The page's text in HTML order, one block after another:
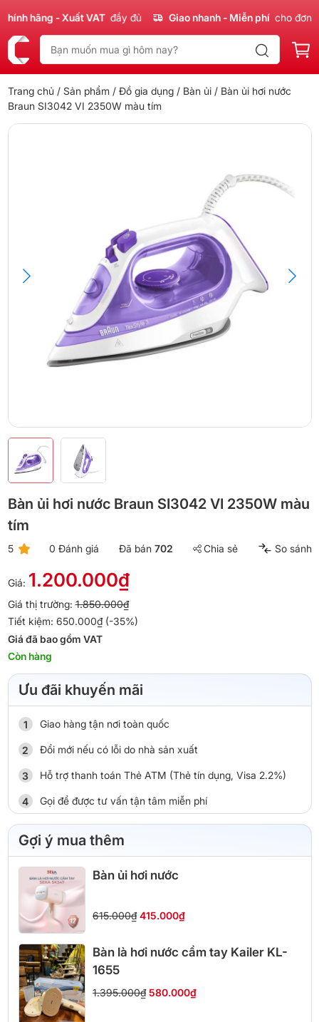
hãng - Xuất VAT đầy đủ Giao nhanh - Miễn phí cho đơn
Trang chủ / Sản phẩm / Đồ gia dụng/ Bàn ủi/ Bàn ủi hơi nước
Braun SI3042 VI 2350W màu tím
Bàn ủi hơi nước Braun SI3042 VI 2350W màu
tím
5 0 Đánh giá Đã bán 702 Chia sẻ So sánh
Giá: 1.200.000₫
Giá thị trường:1.850.000₫
Tiết kiệm: 650.000₫ (-35%)
Giá đã bao gồm VAT
Còn hàng
Ưu đãi khuyến mãi
Giao hàng tận nơi toàn quốc
Đổi mới nếu có lỗi do nhà sản xuất
Hỗ trợ thanh toán Thẻ ATM (Thẻ tín dụng, Visa 2.2%)
Gọi để được tư vấn tận tâm miễn phí
Gợi ý mua thêm
Bàn ủi hơi nước
615.000₫ 415.000₫
Bàn là hơi nước cầm tay Kailer KL-
1655
1.395.000₫ 580.000₫